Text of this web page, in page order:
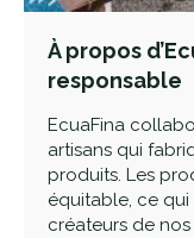
À propos
responsable
EcuaFina
artisans qui
produits. Les
équitable, ce
créateurs de